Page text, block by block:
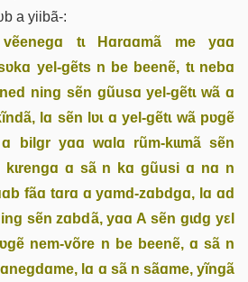
a yiibã-:
tɩ Hɑrɑɑmã me yɑɑ
yel-gẽts n be beenẽ, tɩ nebɑ
ning sẽn gũusɑ yel-gẽtɩ wã ɑ
lɑ sẽn lʋɩ ɑ yel-gẽtɩ wã pʋgẽ
bilgr yɑɑ wɑlɑ rũm-kɩɩmã sẽn
kɩrengɑ ɑ sã n kɑ gũusi ɑ nɑ n
fãɑ tɑrɑ ɑ yɑmd-zɑbdgɑ, lɑ ɑd
sẽn zɑbdã, yɑɑ A sẽn gɩdg yεl
nem-võre n be beenẽ, ɑ sã n
lɑ ɑ sã n sãɑme, yĩngã